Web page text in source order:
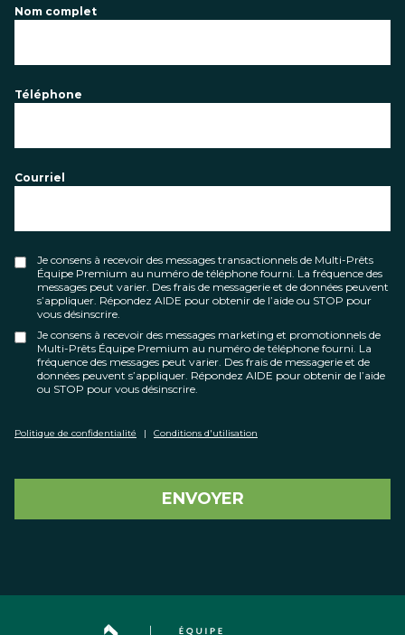
Nom complet
Téléphone
Courriel
Je consens à recevoir des messages transactionnels de Multi-Prêts
Équipe Premium au numéro de téléphone fourni. La fréquence des
messages peut varier. Des frais de messagerie et de données peuvent
s’appliquer. Répondez AIDE pour obtenir de l’aide ou STOP pour
vous désinscrire.
Je consens à recevoir des messages marketing et promotionnels de
Multi-Prêts Équipe Premium au numéro de téléphone fourni. La
fréquence des messages peut varier. Des frais de messagerie et de
données peuvent s’appliquer. Répondez AIDE pour obtenir de l’aide
ou STOP pour vous désinscrire.
Politique de confidentialité | Conditions d'utilisation
ENVOYER